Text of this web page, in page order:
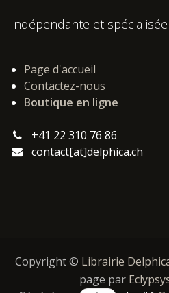
Indépendante et
Page d'accueil
Contactez-nous
Boutique en ligne
+41 22 310 76 86
contact[at]delphica.ch
Copyright © Librairie
page par